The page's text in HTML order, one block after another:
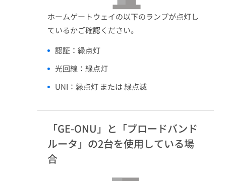
ホームゲートウェイの以下のランプが点灯し
ているかご確認ください。
認証：緑点灯​
光回線：緑点灯​
UNI：緑点灯 または 緑点滅​
「GE-ONU」と「ブロードバンド
ルータ」の2台を使用している場
合